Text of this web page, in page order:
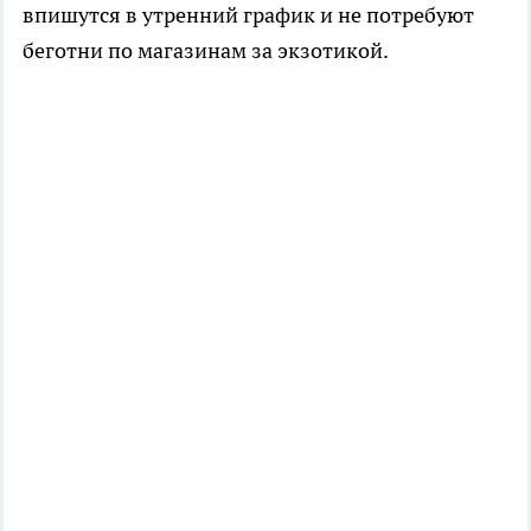
впишутся в утренний график и не потребуют
беготни по магазинам за экзотикой.